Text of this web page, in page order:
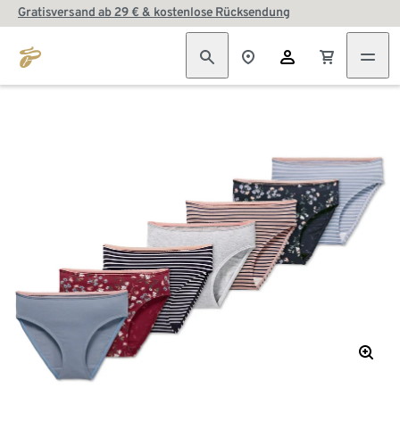
Gratisversand ab 29 € & kostenlose Rücksendung